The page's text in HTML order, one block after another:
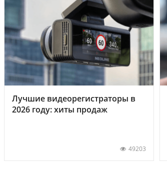
Лучшие видеорегистраторы в
2026 году: хиты продаж
49203